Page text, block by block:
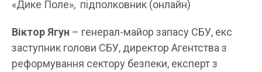
«Дике Поле», підполковник (онлайн)
Віктор Ягун – генерал-майор запасу СБУ, екс
заступник голови СБУ, директор Агентства з
реформування сектору безпеки, експерт з